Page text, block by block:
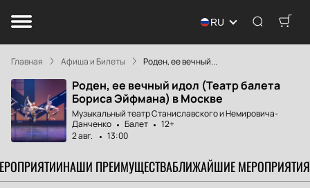
RU
Главная Афиша и Билеты Роден, ее вечный...
Роден, ее вечный идол (Театр балета
Бориса Эйфмана) в Москве
Музыкальный театр Станиславского и Немировича-
Данченко
Балет
12+
2 авг.
13:00
НАШИ ПРЕИМУЩЕСТВАБЛИЖАЙШИЕ МЕРОПРИЯТИЯ